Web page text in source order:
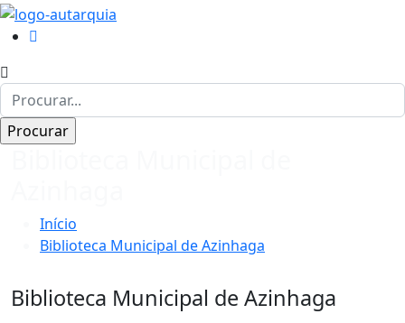
Início
Biblioteca Municipal de Azinhaga
Biblioteca Municipal de Azinhaga